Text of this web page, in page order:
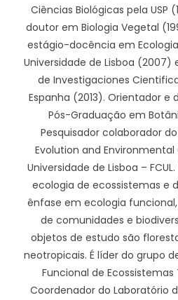
Ciências Biológicas pela USP
doutor em Biologia Vegetal
estágio-docência em
Universidade de Lisboa (2007)
de Investigaciones
Espanha (2013). Orientador e
Pós-Graduação em
Pesquisador colaborador
Evolution and Environmental
Universidade de Lisboa –
ecologia de ecossistemas e
ênfase em ecologia
de comunidades e
objetos de estudo são
neotropicais. É líder do grupo
Funcional de Ecossistemas
Coordenador do Laboratório